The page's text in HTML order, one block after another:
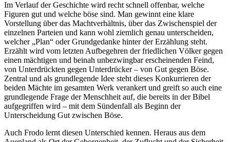
Im Verlauf der Geschichte wird recht schnell offenbar, welche
Figuren gut und welche böse sind. Man gewinnt eine klare
Vorstellung über das Machtverhältnis, über das Zwischenspiel der
einzelnen Parteien und kann wohl ziemlich genau unterscheiden,
welcher „Plan“ oder Grundgedanke hinter der Erzählung steht.
Erzählt wird vom letzten Aufbegehren der friedlichen Völker gegen
einen mächtigen und beinah unbezwingbar erscheinenden Feind,
von Unterdrückten gegen Unterdrücker – von Gut gegen Böse.
Zentral und als grundlegende Idee steht dieses Konkurrieren der
beiden Mächte im gesamten Werk verankert und greift so auch eine
grundlegende Frage der Menschheit auf, die bereits in der Bibel
aufgegriffen wird – mit dem Sündenfall als Beginn der
Unterscheidung Gut zwischen Böse.
Auch Frodo lernt diesen Unterschied kennen. Heraus aus dem